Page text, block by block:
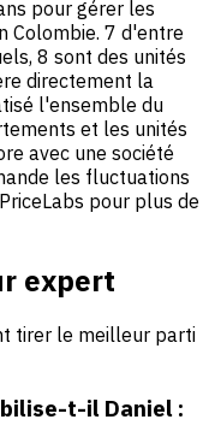
pour gérer les
Colombie. 7 d'entre
8 sont des unités
directement la
l'ensemble du
et les unités
avec une société
les fluctuations
pour plus de
expert
tirer le meilleur parti
t-il Daniel :